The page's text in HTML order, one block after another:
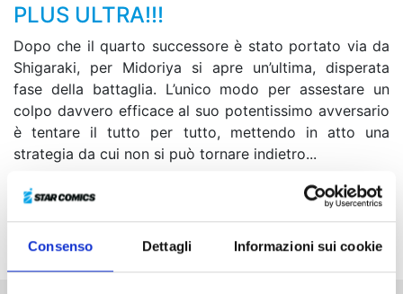
Consenso Dettagli Informazioni sui cookie
PLUS ULTRA!!!
Dopo che il quarto successore è stato portato via da
Shigaraki, per Midoriya si apre un’ultima, disperata
fase della battaglia. L’unico modo per assestare un
colpo davvero efficace al suo potentissimo avversario
è tentare il tutto per tutto, mettendo in atto una
strategia da cui non si può tornare indietro...
Il quarantunesimo volume della saga uscirà anche in
una speciale Variant Cover Edition assolutamente da